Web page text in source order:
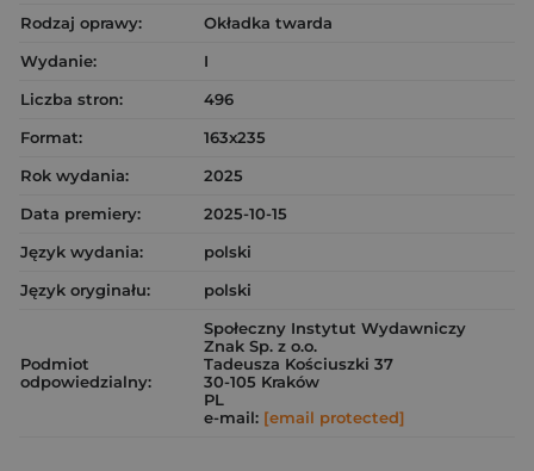
Rodzaj oprawy:
Okładka twarda
Wydanie:
I
Liczba stron:
496
Format:
163x235
Rok wydania:
2025
Data premiery:
2025-10-15
Język wydania:
polski
Język oryginału:
polski
Podmiot
odpowiedzialny:
Społeczny Instytut Wydawniczy
Znak Sp. z o.o.
Tadeusza Kościuszki 37
30-105 Kraków
PL
e-mail: [email protected]